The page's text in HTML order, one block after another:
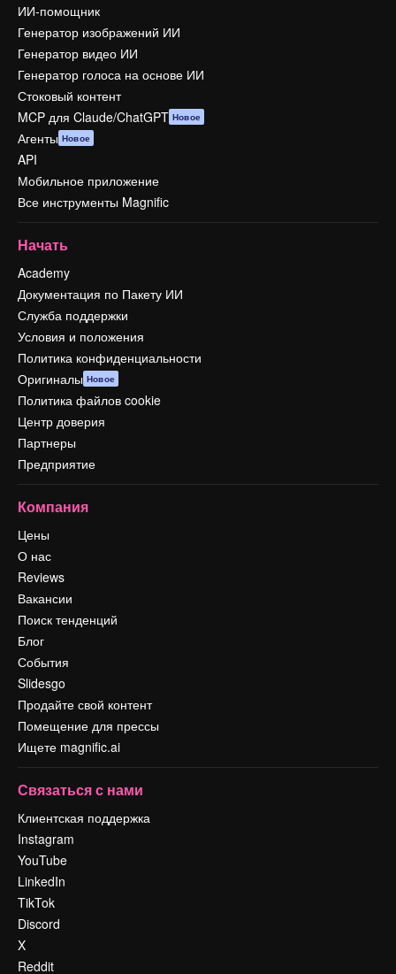
ИИ-помощник
Генератор изображений ИИ
Генератор видео ИИ
Генератор голоса на основе ИИ
Стоковый контент
MCP для Claude/ChatGPT Новое
Агенты Новое
API
Мобильное приложение
Все инструменты Magnific
Начать
Academy
Документация по Пакету ИИ
Служба поддержки
Условия и положения
Политика конфиденциальности
Оригиналы Новое
Политика файлов cookie
Центр доверия
Партнеры
Предприятие
Компания
Цены
О нас
Reviews
Вакансии
Поиск тенденций
Блог
События
Slidesgo
Продайте свой контент
Помещение для прессы
Ищете magnific.ai
Связаться с нами
Клиентская поддержка
Instagram
YouTube
LinkedIn
TikTok
Discord
X
Reddit